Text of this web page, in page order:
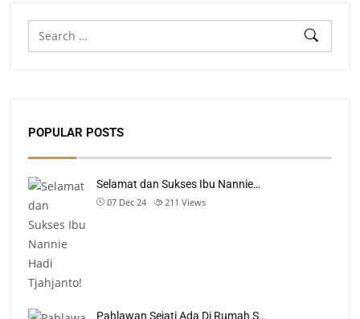
POPULAR POSTS
Selamat dan Sukses Ibu Nannie…
07 Dec 24 211 Views
Pahlawan Sejati Ada Di Rumah S…